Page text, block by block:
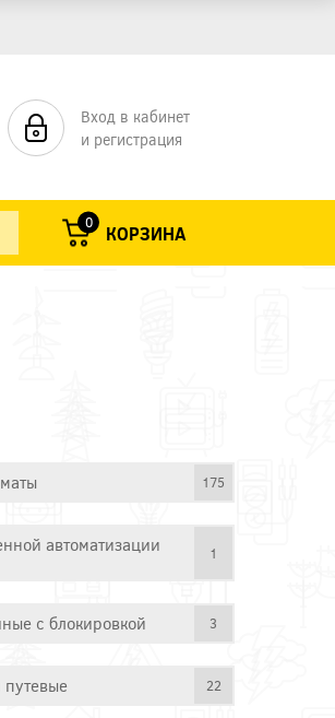
Вход в кабинет
и регистрация
0 КОРЗИНА
175
автоматизации 1
с блокировкой 3
22